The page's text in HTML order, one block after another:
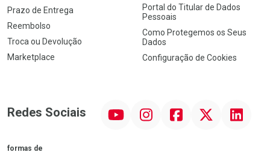
Prazo de Entrega
Reembolso
Troca ou Devolução
Marketplace
Portal do Titular de Dados
Pessoais
Como Protegemos os Seus
Dados
Configuração de Cookies
Redes Sociais InstagramFacebook Linkedin
formas de